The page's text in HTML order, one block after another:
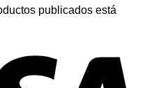
publicados está